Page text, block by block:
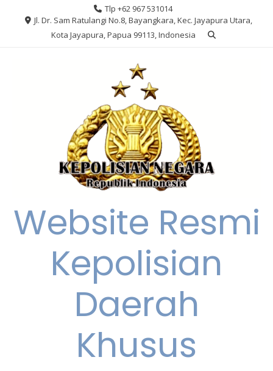
Tlp +62 967 531014
Jl. Dr. Sam Ratulangi No.8, Bayangkara, Kec. Jayapura Utara,
Kota Jayapura, Papua 99113, Indonesia
Website Resmi
Kepolisian
Daerah
Khusus